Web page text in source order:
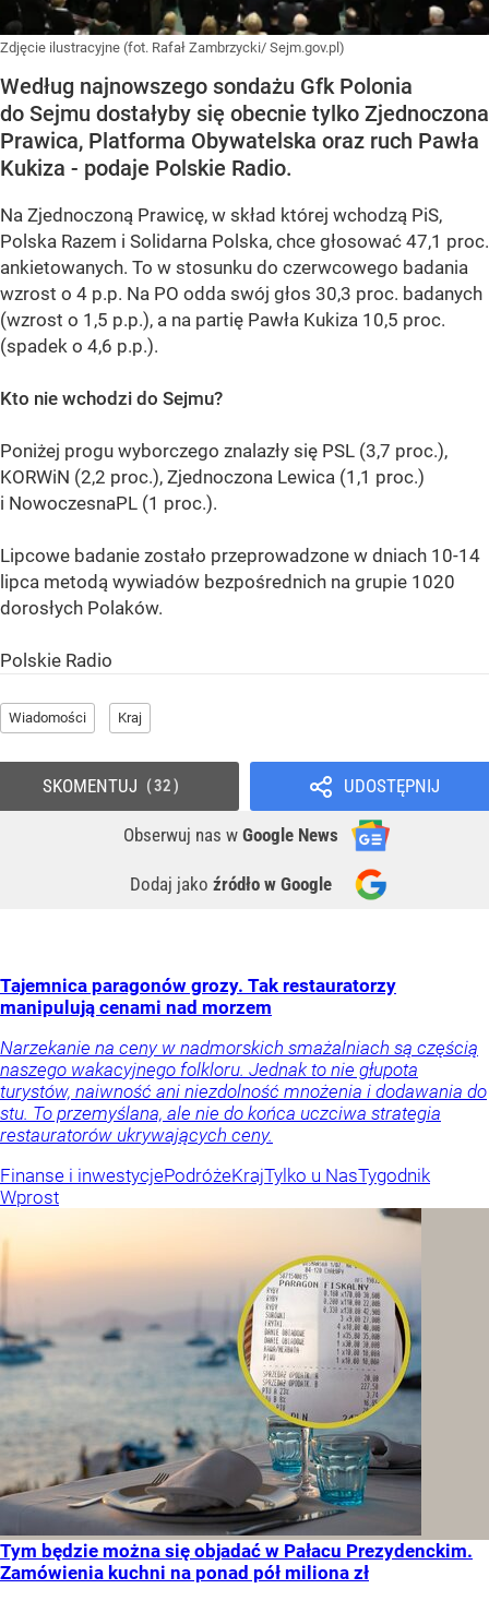
Zdjęcie ilustracyjne (fot. Rafał Zambrzycki/ Sejm.gov.pl)
Według najnowszego sondażu Gfk Polonia
do Sejmu dostałyby się obecnie tylko Zjednoczona
Prawica, Platforma Obywatelska oraz ruch Pawła
Kukiza - podaje Polskie Radio.
Na Zjednoczoną Prawicę, w skład której wchodzą PiS,
Polska Razem i Solidarna Polska, chce głosować 47,1 proc.
ankietowanych. To w stosunku do czerwcowego badania
wzrost o 4 p.p. Na PO odda swój głos 30,3 proc. badanych
(wzrost o 1,5 p.p.), a na partię Pawła Kukiza 10,5 proc.
(spadek o 4,6 p.p.).
Kto nie wchodzi do Sejmu?
Poniżej progu wyborczego znalazły się PSL (3,7 proc.),
KORWiN (2,2 proc.), Zjednoczona Lewica (1,1 proc.)
i NowoczesnaPL (1 proc.).
Lipcowe badanie zostało przeprowadzone w dniach 10-14
lipca metodą wywiadów bezpośrednich na grupie 1020
dorosłych Polaków.
Polskie Radio
Wiadomości Kraj
UDOSTĘPNIJ
Obserwuj nas w Google News
Dodaj jako źródło w Google
SKOMENTUJ 32
Tajemnica paragonów grozy. Tak restauratorzy
manipulują cenami nad morzem
Narzekanie na ceny w nadmorskich smażalniach są częścią
naszego wakacyjnego folkloru. Jednak to nie głupota
turystów, naiwność ani niezdolność mnożenia i dodawania do
stu. To przemyślana, ale nie do końca uczciwa strategia
restauratorów ukrywających ceny.
Finanse i inwestycjePodróżeKrajTylko u NasTygodnik
Wprost
Tym będzie można się objadać w Pałacu Prezydenckim.
Zamówienia kuchni na ponad pół miliona zł